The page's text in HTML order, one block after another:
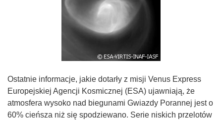
Ostatnie informacje, jakie dotarły z misji Venus Express
Europejskiej Agencji Kosmicznej (ESA) ujawniają, że
atmosfera wysoko nad biegunami Gwiazdy Porannej jest o
60% cieńsza niż się spodziewano. Serie niskich przelotów